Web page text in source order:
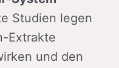
Studien legen
Extrakte
und den